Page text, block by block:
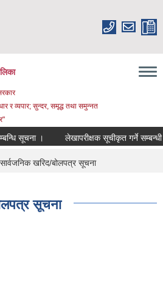
र व्यपार; सुन्दर, समृद्ध तथा समुन्नत
सूचना । लेखापरीक्षक सूचीकृत गर्ने सम्बन्धी
खरिद/बोलपत्र सूचना
सूचना